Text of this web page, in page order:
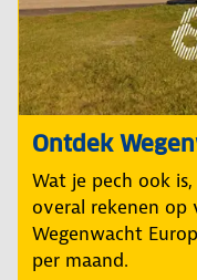
Ontdek
Wat je pech ook
overal rekenen op
Wegenwacht
per maand.